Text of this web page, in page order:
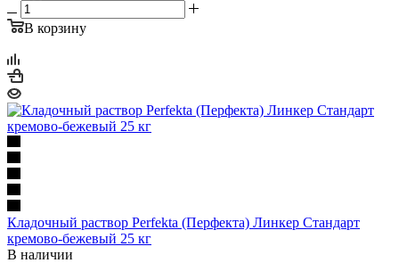
В корзину
Кладочный раствор Perfekta (Перфекта) Линкер Стандарт
кремово-бежевый 25 кг
В наличии